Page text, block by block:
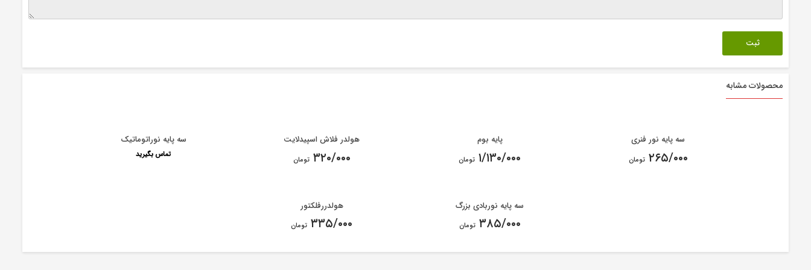
محصولات مشابه
سه پایه نور فنری
۲۶۵/۰۰۰ تومان
پایه بوم
۱/۱۳۰/۰۰۰ تومان
هولدر فلاش اسپیدلایت
۳۲۰/۰۰۰ تومان
سه پایه نوراتوماتیک
تماس بگیرید
سه پایه نوربادی بزرگ
۳۸۵/۰۰۰ تومان
هولدررفلکتور
۳۳۵/۰۰۰ تومان